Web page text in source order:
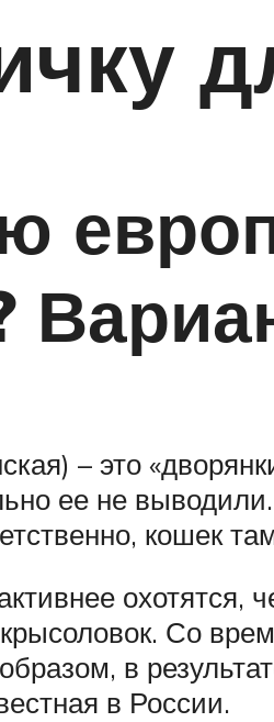
– это
ее не
кошек
охотятся,
Со
в
в России.